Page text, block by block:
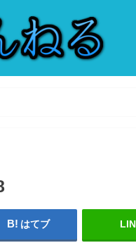
はてブ